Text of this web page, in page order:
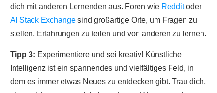
dich mit anderen Lernenden aus. Foren wie Redditoder
AI Stack Exchange sind großartige Orte, um Fragen zu
stellen, Erfahrungen zu teilen und von anderen zu lernen.
Tipp 3: Experimentiere und sei kreativ! Künstliche
Intelligenz ist ein spannendes und vielfältiges Feld, in
dem es immer etwas Neues zu entdecken gibt. Trau dich,